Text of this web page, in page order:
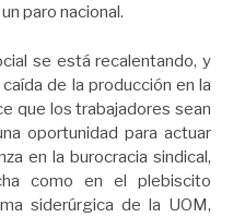
paro nacional.
se está recalentando, y
de la producción en la
que los trabajadores sean
oportunidad para actuar
en la burocracia sindical,
como en el plebiscito
siderúrgica de la UOM,